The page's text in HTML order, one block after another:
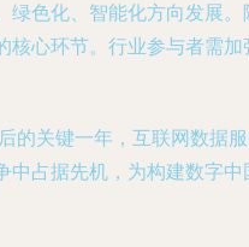
绿色化、智能化方向发展
核心环节。行业参与者需
的关键一年，互联网数据
占据先机，为构建数字中